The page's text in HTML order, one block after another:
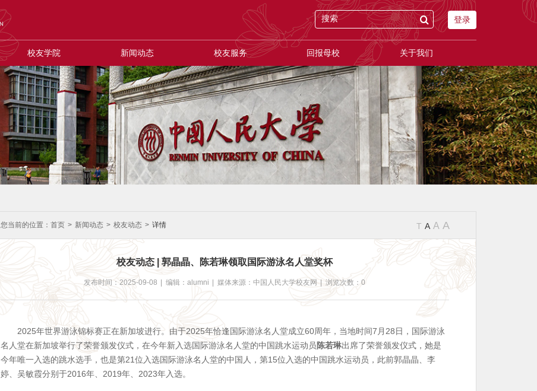
登录
校友学院 新闻动态 校友服务 回报母校 关于我们
您当前的位置： 首页 > 新闻动态 > 校友动态 > 详情 T A A A
校友动态 | 郭晶晶、陈若琳领取国际游泳名人堂奖杯
发布时间：2025-09-08 编辑：alumni 媒体来源：中国人民大学校友网 浏览次数：0
2025年世界游泳锦标赛正在新加坡进行。由于2025年恰逢国际游泳名人堂成立60周年，当地时间7月28日，国际游泳
名人堂在新加坡举行了荣誉颁发仪式，在今年新入选国际游泳名人堂的中国跳水运动员陈若琳出席了荣誉颁发仪式，她是
今年唯一入选的跳水选手，也是第21位入选国际游泳名人堂的中国人，第15位入选的中国跳水运动员，此前郭晶晶、李
婷、吴敏霞分别于2016年、2019年、2023年入选。